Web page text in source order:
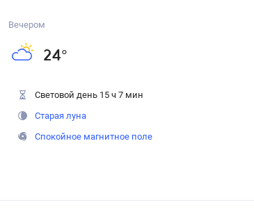
Вечером
24°
Световой день 15 ч 7 мин
Старая луна
Спокойное магнитное поле